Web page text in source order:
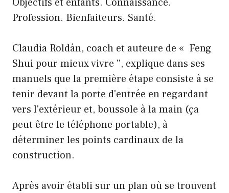
Profession. Bienfaiteurs. Santé.
Claudia Roldán, coach et auteure de « Feng
Shui pour mieux vivre '', explique dans ses
manuels que la première étape consiste à se
tenir devant la porte d'entrée en regardant
vers l'extérieur et, boussole à la main (ça
peut être le téléphone portable), à ​​
déterminer les points cardinaux de la
construction.
Après avoir établi sur un plan où se trouvent